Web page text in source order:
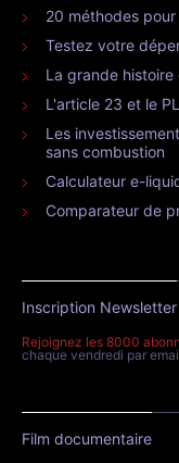
20 méthodes
Testez votre
La grande
L'article 23 et le
Les
sans combustion
Calculateur e-
Comparateur de
Inscription Newsletter
Rejoignez les 8000
chaque vendredi par
Film documentaire